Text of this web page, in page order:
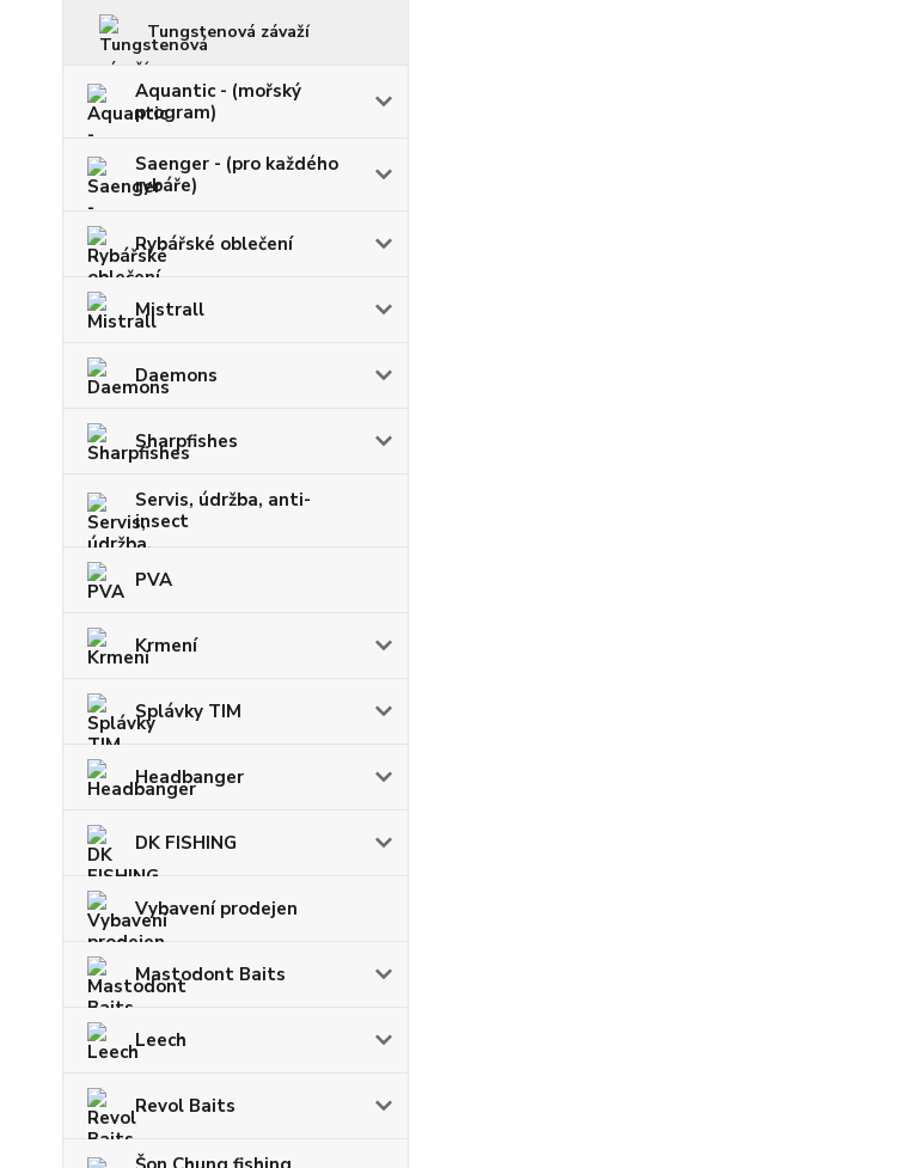
Tungstenová závaží
Aquantic - (mořský
program)
Saenger - (pro každého
rybáře)
Rybářské oblečení
Mistrall
Daemons
Sharpfishes
Servis, údržba, anti-
insect
PVA
Krmení
Splávky TIM
Headbanger
DK FISHING
Vybavení prodejen
Mastodont Baits
Leech
Revol Baits